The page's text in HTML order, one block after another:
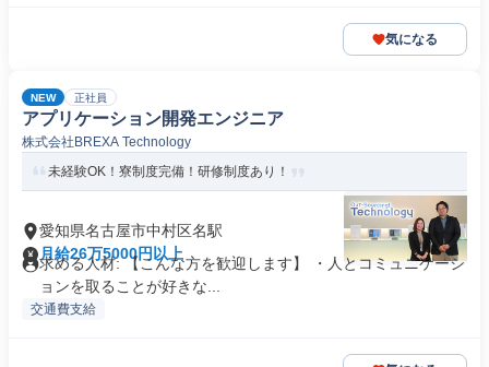
気になる
NEW 正社員
アプリケーション開発エンジニア
株式会社BREXA Technology
未経験OK！寮制度完備！研修制度あり！
愛知県名古屋市中村区名駅
月給26万5000円以上
求める人材: 【こんな方を歓迎します】 ・人とコミュニケーシ
ョンを取ることが好きな...
交通費支給